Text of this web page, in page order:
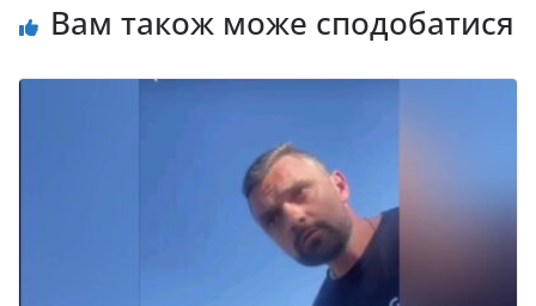
Вам також може сподобатися